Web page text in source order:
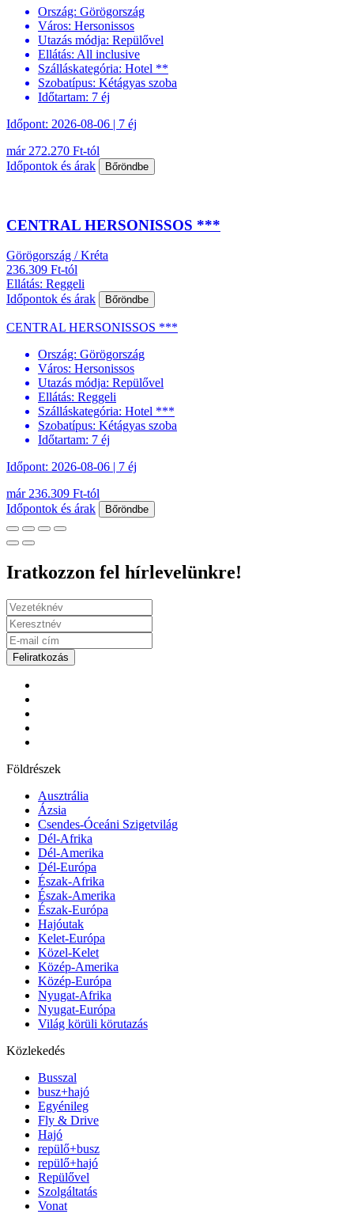
Ország: Görögország
Város: Hersonissos
Utazás módja: Repülővel
Ellátás: All inclusive
Szálláskategória: Hotel **
Szobatípus: Kétágyas szoba
Időtartam: 7 éj
Időpont: 2026-08-06 | 7 éj
már 272.270 Ft-tól
Időpontok és árak
Bőröndbe
CENTRAL HERSONISSOS ***
Görögország / Kréta
236.309 Ft-tól
Ellátás: Reggeli
Időpontok és árak
Bőröndbe
CENTRAL HERSONISSOS ***
Ország: Görögország
Város: Hersonissos
Utazás módja: Repülővel
Ellátás: Reggeli
Szálláskategória: Hotel ***
Szobatípus: Kétágyas szoba
Időtartam: 7 éj
Időpont: 2026-08-06 | 7 éj
már 236.309 Ft-tól
Időpontok és árak
Bőröndbe
Iratkozzon fel hírlevelünkre!
Feliratkozás
Földrészek
Ausztrália
Ázsia
Csendes-Óceáni Szigetvilág
Dél-Afrika
Dél-Amerika
Dél-Európa
Észak-Afrika
Észak-Amerika
Észak-Európa
Hajóutak
Kelet-Európa
Közel-Kelet
Közép-Amerika
Közép-Európa
Nyugat-Afrika
Nyugat-Európa
Világ körüli körutazás
Közlekedés
Busszal
busz+hajó
Egyénileg
Fly & Drive
Hajó
repülő+busz
repülő+hajó
Repülővel
Szolgáltatás
Vonat